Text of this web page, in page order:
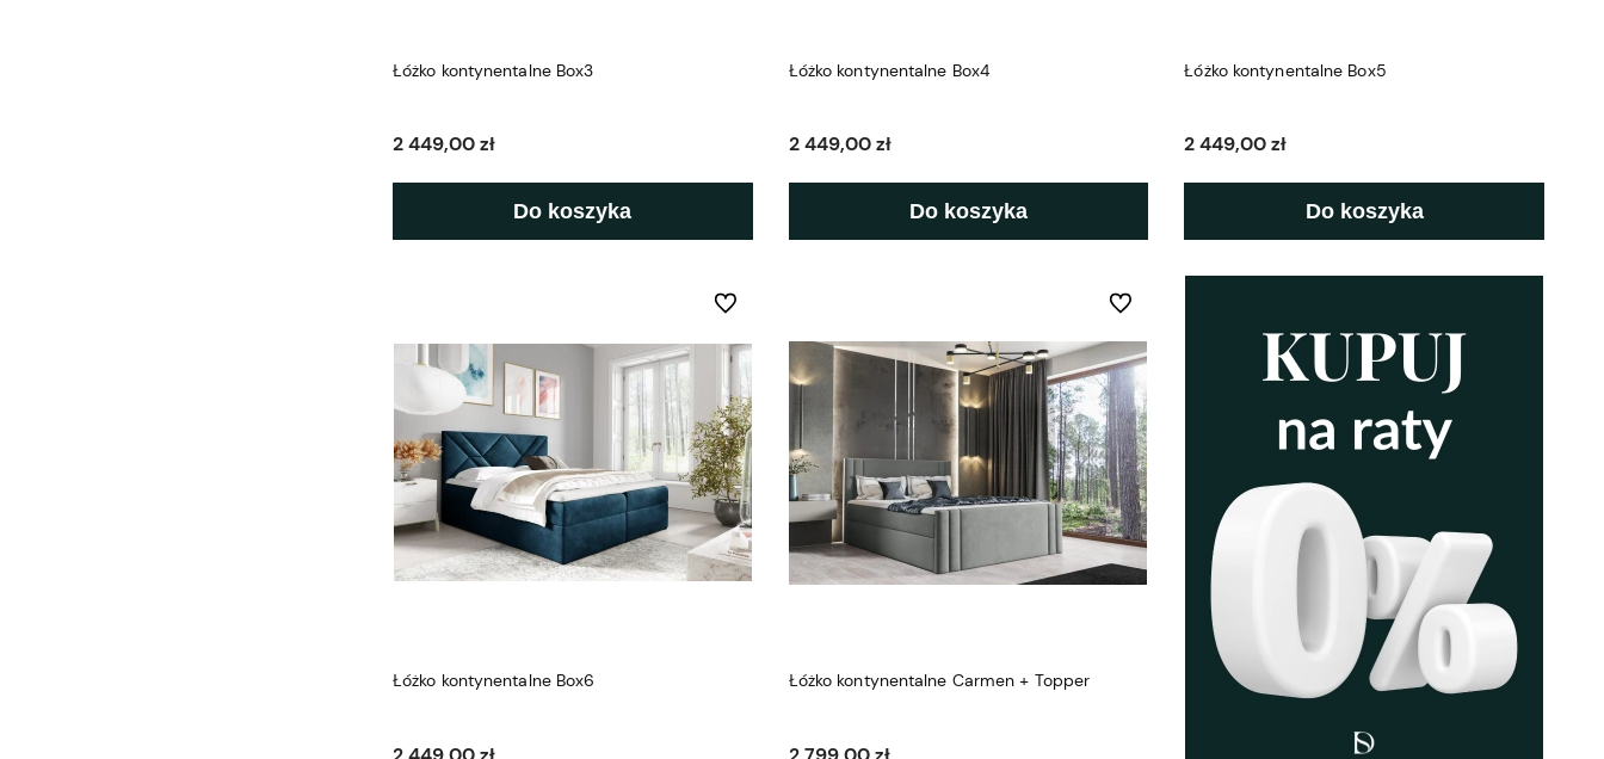
Łóżko kontynentalne Box3
2 449,00 zł
Do koszyka
Łóżko kontynentalne Box4
2 449,00 zł
Do koszyka
Łóżko kontynentalne Box5
2 449,00 zł
Do koszyka
Łóżko kontynentalne Box6
Do ulubionych
Łóżko kontynentalne Carmen + Topper
Do ulubionych